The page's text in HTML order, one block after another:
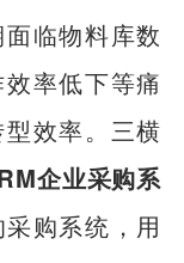
临物料库数
率低下等痛
效率。三横
企业采购系
购系统，用